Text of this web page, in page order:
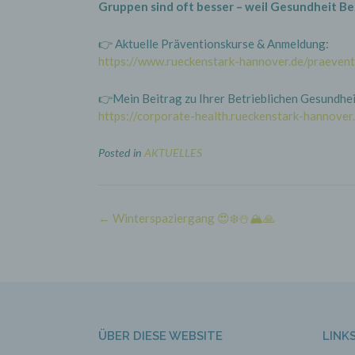
Gruppen sind oft besser – weil Gesundheit
👉 Aktuelle Präventionskurse & Anmeldung:
https://www.rueckenstark-hannover.de/
👉Mein Beitrag zu Ihrer Betrieblichen
https://corporate-health.rueckenstark-
Posted in AKTUELLES
Post
← Winterspaziergang 😍❄️☃️🏔️🙏
ÜBER DIESE WEBSITE